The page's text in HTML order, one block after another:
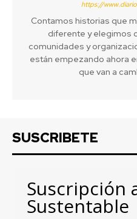
https://
Contamos historias que
diferente y elegimos
comunidades y
están empezando ahora
que van a
SUSCRIBETE
Suscripción
Sustentable